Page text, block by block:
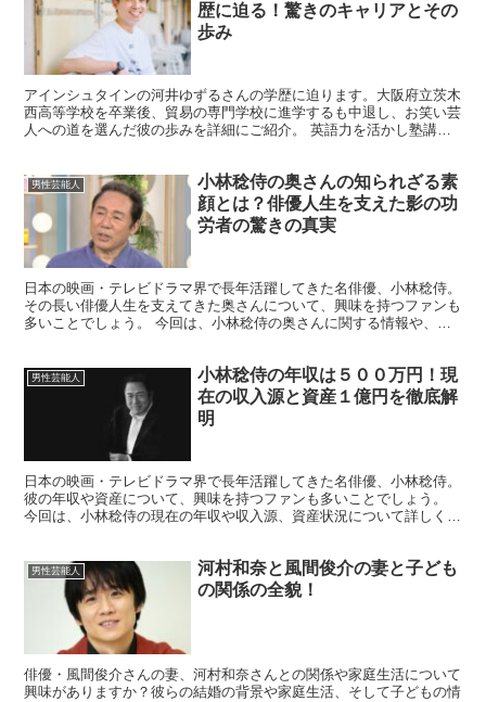
歴に迫る！驚きのキャリアとその
歩み
アインシュタインの河井ゆずるさんの学歴に迫ります。大阪府立茨木
西高等学校を卒業後、貿易の専門学校に進学するも中退し、お笑い芸
人への道を選んだ彼の歩みを詳細にご紹介。 英語力を活かし塾講師
男性芸能人
小林稔侍の奥さんの知られざる素
顔とは？俳優人生を支えた影の功
労者の驚きの真実
日本の映画・テレビドラマ界で長年活躍してきた名俳優、小林稔侍。
その長い俳優人生を支えてきた奥さんについて、興味を持つファンも
多いことでしょう。 今回は、小林稔侍の奥さんに関する情報や、二
男性芸能人
小林稔侍の年収は５００万円！現
在の収入源と資産１億円を徹底解
明
日本の映画・テレビドラマ界で長年活躍してきた名俳優、小林稔侍。
彼の年収や資産について、興味を持つファンも多いことでしょう。
今回は、小林稔侍の現在の年収や収入源、資産状況について詳しく探
男性芸能人
河村和奈と風間俊介の妻と子ども
の関係の全貌！
俳優・風間俊介さんの妻、河村和奈さんとの関係や家庭生活について
興味がありますか？彼らの結婚の背景や家庭生活、そして子どもの情